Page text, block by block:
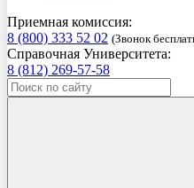
Приемная комиссия:
8 (800) 333 52 02 (Звонок
Справочная Университета:
8 (812) 269-57-58